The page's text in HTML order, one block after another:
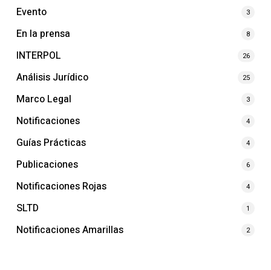
Evento 3
En la prensa 8
INTERPOL 26
Análisis Jurídico 25
Marco Legal 3
Notificaciones 4
Guías Prácticas 4
Publicaciones 6
Notificaciones Rojas 4
SLTD 1
Notificaciones Amarillas 2